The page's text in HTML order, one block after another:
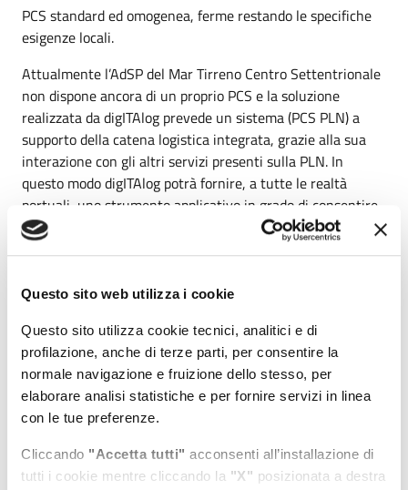
Questo sito web utilizza i cookie
Questo sito utilizza cookie tecnici, analitici e di
profilazione, anche di terze parti, per consentire la
normale navigazione e fruizione dello stesso, per
elaborare analisi statistiche e per fornire servizi in linea
con le tue preferenze.
Cliccando "Accetta tutti" acconsenti all’installazione di
tutti i cookie mentre cliccando la "X" posizionata a destra
PCS standard ed omogenea, ferme restando le specifiche
esigenze locali.
Attualmente l’AdSP del Mar Tirreno Centro Settentrionale
non dispone ancora di un proprio PCS e la soluzione
realizzata da digITAlog prevede un sistema (PCS PLN) a
supporto della catena logistica integrata, grazie alla sua
interazione con gli altri servizi presenti sulla PLN. In
questo modo digITAlog potrà fornire, a tutte le realtà
portuali, uno strumento applicativo in grado di consentire
ad ogni ambito locale il collegamento con la Piattaforma
Logistica Nazionale.
Il PCS PLN consiste in un framework applicativo finalizzato
alla standardizzazione delle attività inerenti la gestione dei
cicli autorizzativi e operativi legati all’ambito portuale e
successivamente verrà implementato con altre
funzionalità, rese disponibili secondo un programma
concordato tra digITAlog e AdSP.
Il PCS PLN è suddiviso in PCS Istituzionale e PCS
Operativo: il primo fornisce all’AdSP servizi digitali utili
all’implementazione dello Sportello Unico Amministrativo,